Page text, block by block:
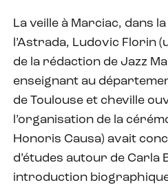
La veille à Marciac, dans
l’Astrada, Ludovic Florin
de la rédaction de Jazz
enseignant au
de Toulouse et cheville
l’organisation de la
Honoris Causa) avait
d’études autour de Carla
introduction